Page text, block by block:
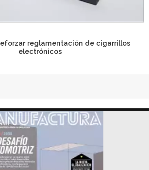
reglamentación de cigarrillos
electrónicos